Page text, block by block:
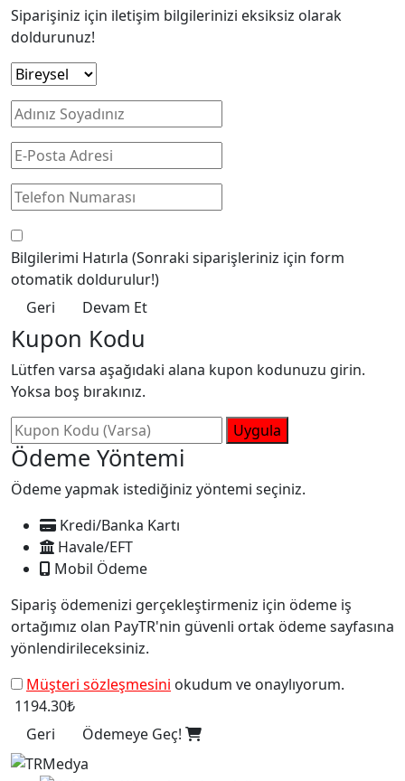
Siparişiniz için iletişim bilgilerinizi eksiksiz olarak
doldurunuz!
Bilgilerimi Hatırla (Sonraki siparişleriniz için form
otomatik doldurulur!)
Geri
Devam Et
Kupon Kodu
Lütfen varsa aşağıdaki alana kupon kodunuzu girin.
Yoksa boş bırakınız.
Uygula
Ödeme Yöntemi
Ödeme yapmak istediğiniz yöntemi seçiniz.
Kredi/Banka Kartı
Havale/EFT
Mobil Ödeme
Sipariş ödemenizi gerçekleştirmeniz için ödeme iş
ortağımız olan PayTR'nin güvenli ortak ödeme sayfasına
yönlendirileceksiniz.
Müşteri sözleşmesini okudum ve onaylıyorum.
1194.30₺
Geri
Ödemeye Geç!